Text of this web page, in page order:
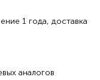
1 года, доставка
аналогов